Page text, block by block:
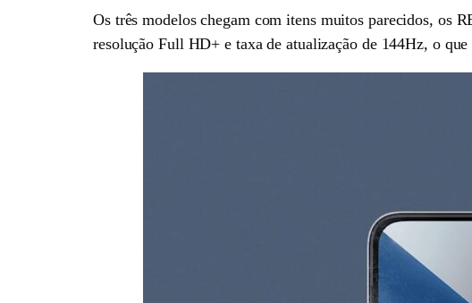
Os três modelos chegam com itens muitos parecidos, os
resolução Full HD+ e taxa de atualização de 144Hz, o